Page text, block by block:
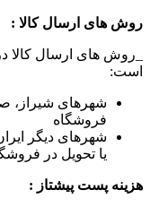
روش های ارسال کالا :
_روش های ارسال کالا
است:
شهرهای شیراز،
فروشگاه
شهرهای دیگر
یا تحویل در
هزینه پست پیشتاز :